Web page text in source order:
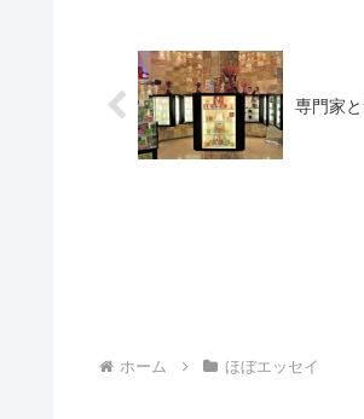
専門家と
ホーム ほぼエッセイ